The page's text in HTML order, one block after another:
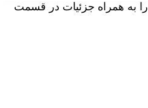
همراه جزئیات در قسمت